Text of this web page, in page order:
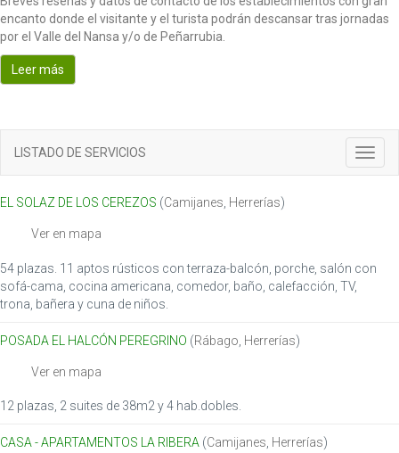
encanto donde el visitante y el turista podrán descansar tras jornadas
por el Valle del Nansa y/o de Peñarrubia.
Leer más
T
o
LISTADO DE SERVICIOS
EL SOLAZ DE LOS CEREZOS (Camijanes Herrerías)
Ver en mapa
54 plazas. 11 aptos rústicos con terraza-balcón, porche, salón con
sofá-cama, cocina americana, comedor, baño, calefacción, TV,
trona, bañera y cuna de niños.
POSADA EL HALCÓN PEREGRINO (Rábago Herrerías)
Ver en mapa
12 plazas, 2 suites de 38m2 y 4 hab.dobles.
CASA - APARTAMENTOS LA RIBERA (Camijanes, Herrerías)